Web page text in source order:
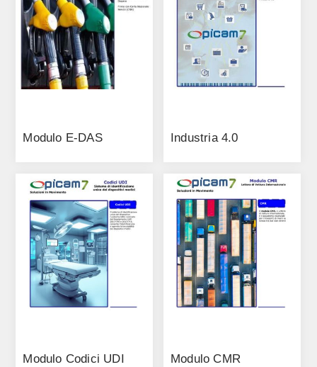
Modulo E-DAS Industria 4.0
Modulo Codici UDI Modulo CMR